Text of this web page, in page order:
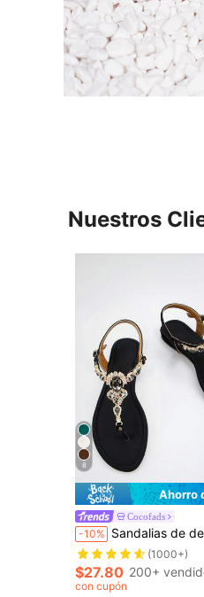
Nuestros
8
Ahorro
Cocofads
-10% Sandalias de dedo con tira de tobillo y decoración de rhinestones para mujer, sandalias planas
(1000+)
$27.80 200+
con cupón